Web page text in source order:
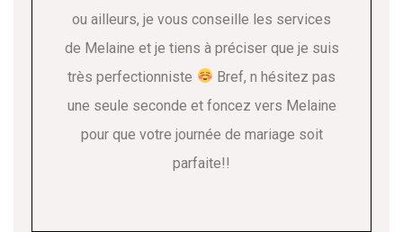
ou ailleurs, je vous conseille les services
de Melaine et je tiens à préciser que je suis
très perfectionniste
Bref, n hésitez pas
une seule seconde et foncez vers Melaine
pour que votre journée de mariage soit
parfaite!!